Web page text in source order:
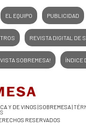
EL EQUIPO PUBLICIDAD
REVISTA DIGITAL DE
SOBREMESA! ÍNDICE
Y DE VINOS | SOBREMESA |
RESERVADOS